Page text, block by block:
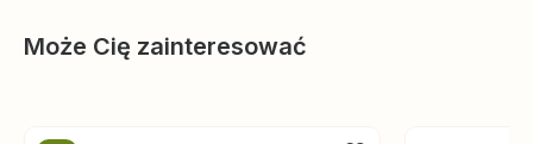
Może Cię zainteresować